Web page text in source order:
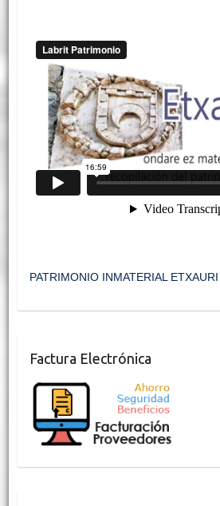
PATRIMONIO INMATERIAL ETXAURI
Factura Electrónica